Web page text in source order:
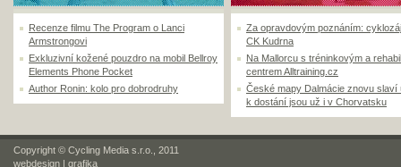
Recenze filmu The Program o Lanci
Armstrongovi
Exkluzivní kožené pouzdro na mobil Bellroy
Elements Phone Pocket
Author Ronin: kolo pro dobrodruhy
Za opravdovým poznáním:
CK Kudrna
Na Mallorcu s tréninkovým a
centrem Alltraining.cz
České mapy Dalmácie znovu slaví
k dostání jsou už i v Chorvatsku
Copyright © Cycling Media s.r.o., 2011
webdesign | grafika